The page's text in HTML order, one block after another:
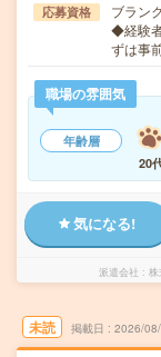
応募資格
ブラン
◆経験
ずは事
職場の雰囲気
年齢層
20
気になる!
派遣会社 株
未読 掲載日 2026/